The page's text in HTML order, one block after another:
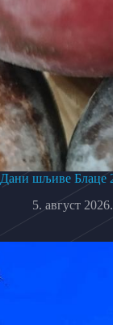
Дани шљиве Блаце
5. август 2026.